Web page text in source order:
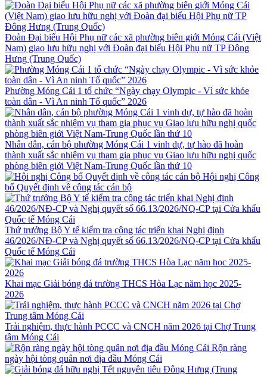
Đoàn Đại biểu Hội Phụ nữ các xã phường biên giới Móng Cái (Việt
Nam) giao lưu hữu nghị với Đoàn đại biểu Hội Phụ nữ TP Đông
Hưng (Trung Quốc)
Phường Móng Cái 1 tổ chức “Ngày chạy Olympic - Vì sức khỏe
toàn dân - Vì An ninh Tổ quốc” 2026
Nhân dân, cán bộ phường Móng Cái 1 vinh dự, tự hào đã hoàn
thành xuất sắc nhiệm vụ tham gia phục vụ Giao lưu hữu nghị quốc
phòng biên giới Việt Nam-Trung Quốc lần thứ 10
Hội nghị Công
bố Quyết định về công tác cán bộ
Thứ trưởng Bộ Y tế kiểm tra công tác triển khai Nghị định
46/2026/NĐ-CP và Nghị quyết số 66.13/2026/NQ-CP tại Cửa khẩu
Quốc tế Móng Cái
Khai mạc Giải bóng đá trường THCS Hòa Lạc năm học 2025-
2026
Trải nghiệm, thực hành PCCC và CNCH năm 2026 tại Chợ Trung
tâm Móng Cái
Rộn ràng
ngày hội tòng quân nơi địa đầu Móng Cái